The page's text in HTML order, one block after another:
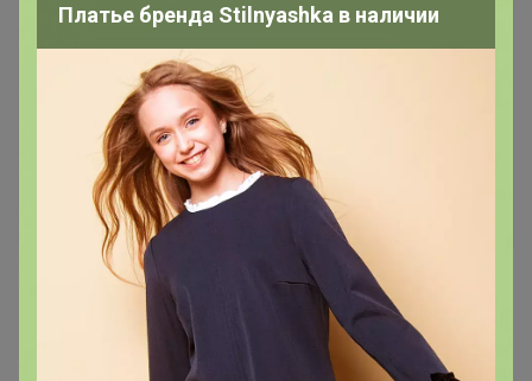
Платье женское
1 550р
Костюм женский,
трикотажный с брюками
Платье бренда Stilnyashka в наличии